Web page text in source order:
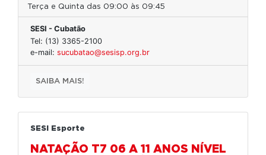
Terça e Quinta das 09:00 às 09:45
SESI - Cubatão
Tel: (13) 3365-2100
e-mail: sucubatao@sesisp.org.br
SAIBA MAIS!
SESI Esporte
NATAÇÃO T7 06 A 11 ANOS NÍVEL